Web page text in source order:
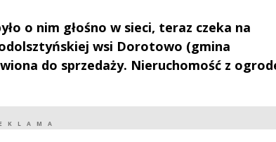
o nim głośno w sieci, teraz czeka na
wsi Dorotowo (gmina
do sprzedaży. Nieruchomość z